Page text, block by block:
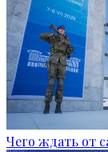
Чего ждать от